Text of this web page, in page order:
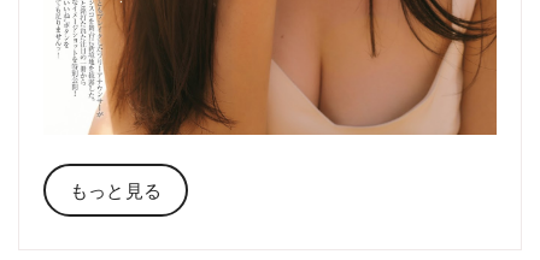
もっと見る